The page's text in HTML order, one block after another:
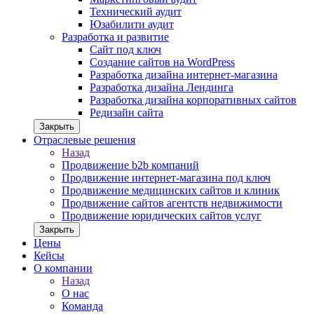
Технический аудит
Юзабилити аудит
Разработка и развитие
Сайт под ключ
Создание сайтов на WordPress
Разработка дизайна интернет-магазина
Разработка дизайна Лендинга
Разработка дизайна корпоративных сайтов
Редизайн сайта
Закрыть
Отраслевые решения
Назад
Продвижение b2b компаний
Продвижение интернет-магазина под ключ
Продвижение медицинских сайтов и клиник
Продвижение сайтов агентств недвижимости
Продвижение юридических сайтов услуг
Закрыть
Цены
Кейсы
О компании
Назад
О нас
Команда